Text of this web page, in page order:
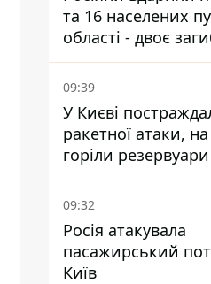
та 16 населених
області - двоє
09:39
У Києві
ракетної атаки,
горіли
паливом
09:32
Росія атакувала
пасажирський
Київ